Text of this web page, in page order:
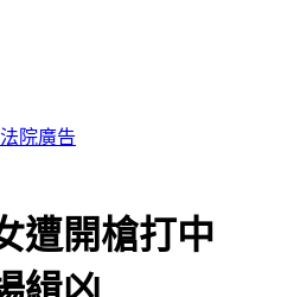
院廣告
遭開槍打中